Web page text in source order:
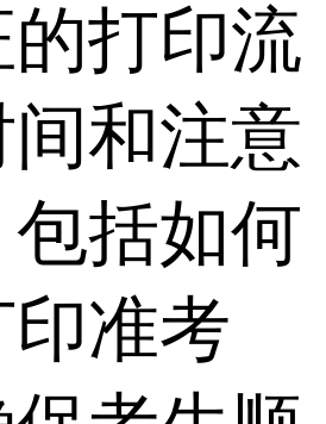
打印流
和注意
括如何
准考